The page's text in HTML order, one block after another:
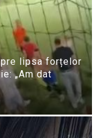
lipsa forțelor
„Am dat